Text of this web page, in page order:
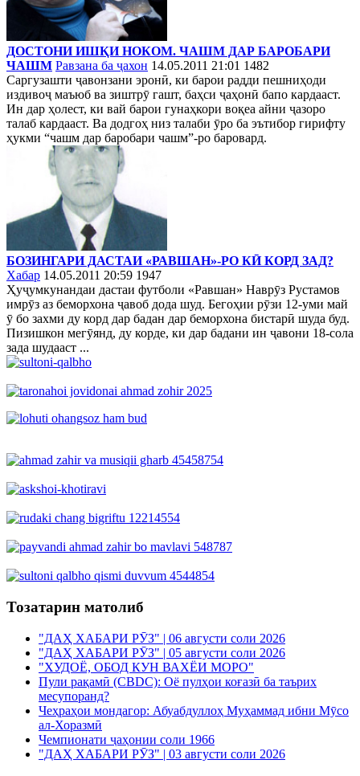
ДОСТОНИ ИШҚИ НОКОМ. ЧАШМ ДАР БАРОБАРИ
ЧАШМ Равзана ба ҷахон 14.05.2011 21:01 1482
Саргузашти ҷавонзани эронӣ, ки барои радди пешниҳоди
издивоҷ маъюб ва зиштрӯ гашт, баҳси ҷаҳонӣ бапо кардааст.
Ин дар ҳолест, ки вай барои гунаҳкори воқеа айни ҷазоро
талаб кардааст. Ва додгоҳ низ талаби ӯро ба эътибор гирифту
ҳукми “чашм дар баробари чашм”-ро баровард.
БОЗИНГАРИ ДАСТАИ «РАВШАН»-РО КӢ КОРД ЗАД?
Хабар 14.05.2011 20:59 1947
Ҳуҷумкунандаи дастаи футболи «Равшан» Наврӯз Рустамов
имрӯз аз беморхона ҷавоб дода шуд. Бегоҳии рӯзи 12-уми май
ӯ бо захми ду корд дар бадан дар беморхона бистарӣ шуда буд.
Пизишкон мегӯянд, ду корде, ки дар бадани ин ҷавони 18-сола
зада шудааст ...
Тозатарин матолиб
"ДАҲ ХАБАРИ РӮЗ" | 06 августи соли 2026
"ДАҲ ХАБАРИ РӮЗ" | 05 августи соли 2026
"ХУДОЁ, ОБОД КУН ВАХЁИ МОРО"
Пули рақамӣ (CBDC): Оё пулҳои коғазӣ ба таърих
месупоранд?
Чеҳраҳои мондагор: Абуабдуллоҳ Муҳаммад ибни Мӯсо
ал-Хоразмӣ
Чемпионати ҷаҳонии соли 1966
"ДАҲ ХАБАРИ РӮЗ" | 03 августи соли 2026